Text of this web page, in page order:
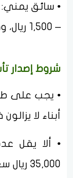
– 1,500 ريال، وفترة الاستقدام 6 شهور.
شروط إصدار
أبناء لا
• ألا يقل
35,000 ريال سعودي.